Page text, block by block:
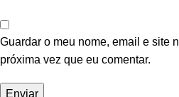
Guardar o meu nome, email e site
próxima vez que eu comentar.